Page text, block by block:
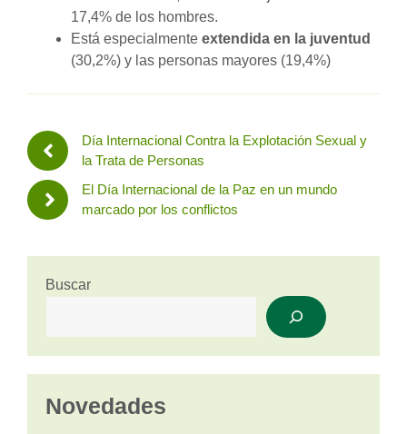
17,4% de los hombres.
Está especialmente extendida en la juventud
(30,2%) y las personas mayores (19,4%)
Día Internacional Contra la Explotación Sexual y
la Trata de Personas
El Día Internacional de la Paz en un mundo
marcado por los conflictos
Buscar
Novedades